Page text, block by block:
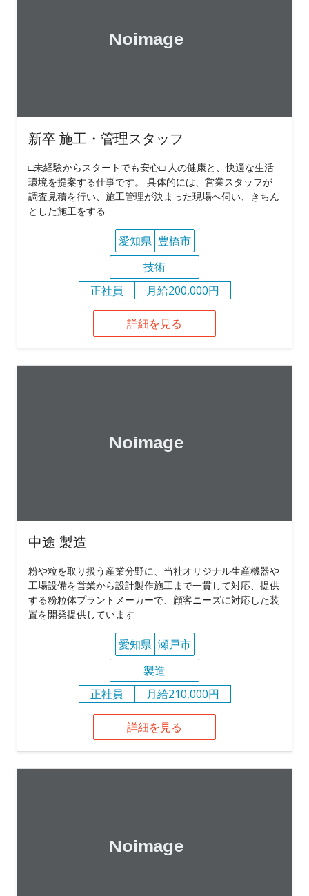
新卒 施工・管理スタッフ
□未経験からスタートでも安心□ 人の健康と、快適な生活
環境を提案する仕事です。 具体的には、営業スタッフが
調査見積を行い、施工管理が決まった現場へ伺い、きちん
とした施工をする
愛知県 豊橋市
技術
正社員
月給200,000円
詳細を見る
中途 製造
粉や粒を取り扱う産業分野に、当社オリジナル生産機器や
工場設備を営業から設計製作施工まで一貫して対応、提供
する粉粒体プラントメーカーで、顧客ニーズに対応した装
置を開発提供しています
愛知県 瀬戸市
製造
正社員
月給210,000円
詳細を見る